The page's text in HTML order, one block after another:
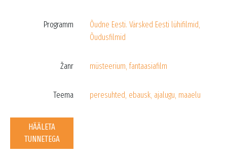
Programm Õudne Eesti. Värsked Eesti lühifilmid,
Õudusfilmid
Žanr müsteerium,fantaasiafilm
Teema peresuhted, ebausk, ajalugu, maaelu
HÄÄLETA
TUNNETEGA